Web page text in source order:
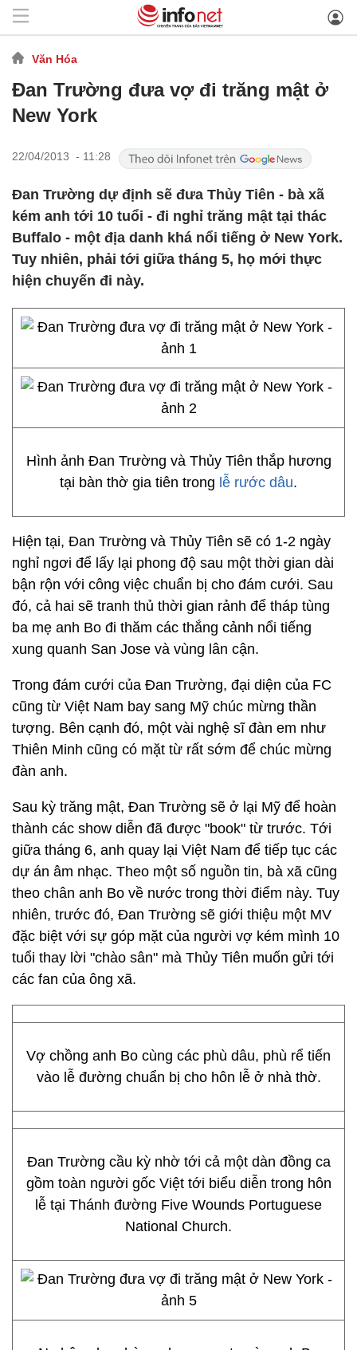
Văn Hóa
Đan Trường đưa vợ đi trăng mật ở
New York
22/04/2013 - 11:28
Đan Trường dự định sẽ đưa Thủy Tiên - bà xã
kém anh tới 10 tuổi - đi nghỉ trăng mật tại thác
Buffalo - một địa danh khá nổi tiếng ở New York.
Tuy nhiên, phải tới giữa tháng 5, họ mới thực
hiện chuyến đi này.
Hình ảnh Đan Trường và Thủy Tiên thắp hương
tại bàn thờ gia tiên trong lễ rước dâu.
Hiện tại, Đan Trường và Thủy Tiên sẽ có 1-2 ngày
nghỉ ngơi để lấy lại phong độ sau một thời gian dài
bận rộn với công việc chuẩn bị cho đám cưới. Sau
đó, cả hai sẽ tranh thủ thời gian rảnh để tháp tùng
ba mẹ anh Bo đi thăm các thắng cảnh nổi tiếng
xung quanh San Jose và vùng lân cận.
Trong đám cưới của Đan Trường, đại diện của FC
cũng từ Việt Nam bay sang Mỹ chúc mừng thần
tượng. Bên cạnh đó, một vài nghệ sĩ đàn em như
Thiên Minh cũng có mặt từ rất sớm để chúc mừng
đàn anh.
Sau kỳ trăng mật, Đan Trường sẽ ở lại Mỹ để hoàn
thành các show diễn đã được "book" từ trước. Tới
giữa tháng 6, anh quay lại Việt Nam để tiếp tục các
dự án âm nhạc. Theo một số nguồn tin, bà xã cũng
theo chân anh Bo về nước trong thời điểm này. Tuy
nhiên, trước đó, Đan Trường sẽ giới thiệu một MV
đặc biệt với sự góp mặt của người vợ kém mình 10
tuổi thay lời "chào sân" mà Thủy Tiên muốn gửi tới
các fan của ông xã.
Vợ chồng anh Bo cùng các phù dâu, phù rể tiến
vào lễ đường chuẩn bị cho hôn lễ ở nhà thờ.
Đan Trường cầu kỳ nhờ tới cả một dàn đồng ca
gồm toàn người gốc Việt tới biểu diễn trong hôn
lễ tại Thánh đường Five Wounds Portuguese
National Church.